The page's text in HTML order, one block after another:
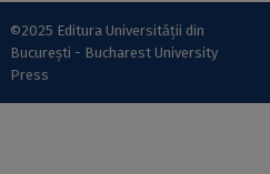
©2025 Editura Universității din
București - Bucharest University
Press